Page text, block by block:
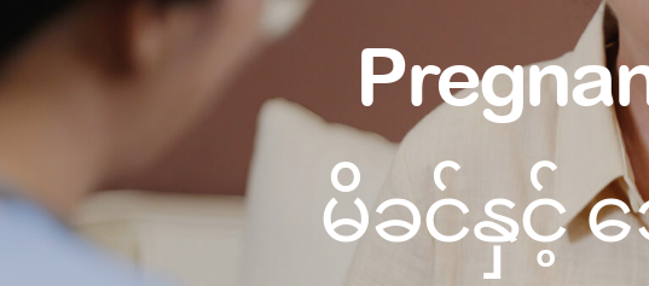
Diseases and Conditions
Tests and Procedures
Drugs and Supplements
Or
Our history
Careers
News
Primary care Developmental
Immunisation Diagnostics
Digestive care Fertility care
Health screening
Our polyclinics
Quality primary and specialty care near you
Our clinics
Diagnostics and treatment in one place
Laboratories
မိခင်နှင့်